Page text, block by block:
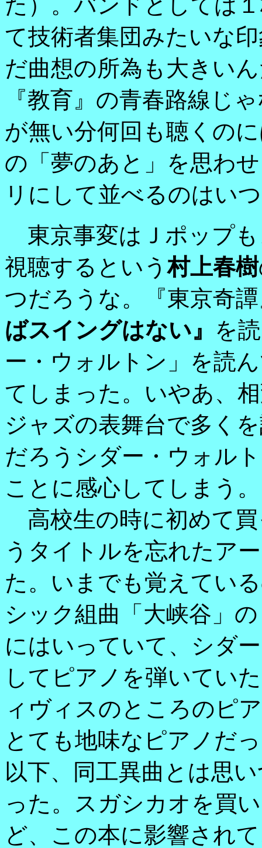
て技術者集団みたいな
だ曲想の所為も大きい
『教育』の青春路線じ
が無い分何回も聴くの
の「夢のあと」を思わ
リにして並べるのはい
東京事変はＪポップ
視聴するという村上春樹
つだろうな。『東京奇
ばスイングはない』 を
ー・ウォルトン」を読
てしまった。いやあ、
ジャズの表舞台で多く
だろうシダー・ウォル
ことに感心してしまう。
高校生の時に初めて
うタイトルを忘れたア
た。いまでも覚えてい
シック組曲「大峡谷」
にはいっていて、シダ
してピアノを弾いてい
ィヴィスのところのピ
とても地味なピアノだ
以下、同工異曲とは思
った。スガシカオを買
ど、この本に影響され